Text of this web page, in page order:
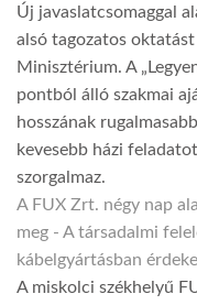
Új javaslatcsomaggal
alsó tagozatos
Minisztérium. A
pontból álló szakmai
hosszának
kevesebb házi
szorgalmaz.
A FUX Zrt. négy nap
meg - A társadalmi
kábelgyártásban
A miskolci székhelyű